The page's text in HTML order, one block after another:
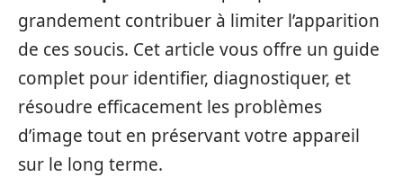
grandement contribuer à limiter l’apparition
de ces soucis. Cet article vous offre un guide
complet pour identifier, diagnostiquer, et
résoudre efficacement les problèmes
d’image tout en préservant votre appareil
sur le long terme.